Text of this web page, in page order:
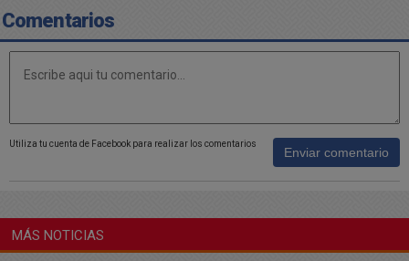
Comentarios
Utiliza tu cuenta de Facebook para realizar los comentarios
Enviar comentario
MÁS NOTICIAS